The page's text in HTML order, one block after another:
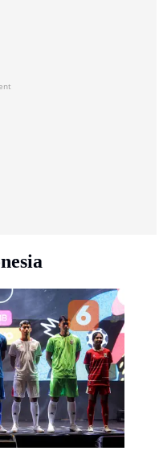
bola dan Timnas futsal
jersey terbaru
Leave Your Mark
Utama Gelora Bung
Kamis
Bagaskara